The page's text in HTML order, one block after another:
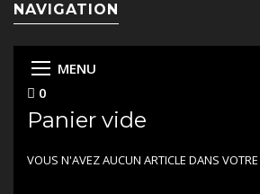
NAVIGATION
MENU
0
Panier vide
VOUS N'AVEZ AUCUN ARTICLE DANS